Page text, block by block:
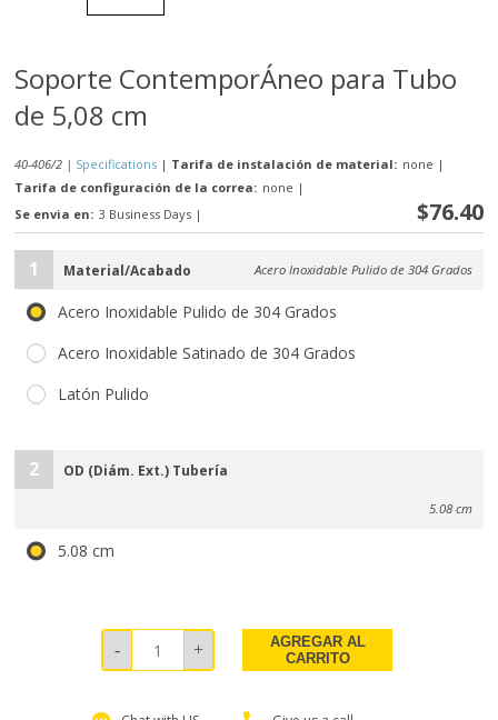
Soporte ContemporÁneo para Tubo
de 5,08 cm
40-406/2 | Specifications | Tarifa de instalación de material: none |
Tarifa de configuración de la correa: none |
Se envia en: 3 Business Days | $76.40
1 Material/Acabado Acero Inoxidable Pulido de 304 Grados
Acero Inoxidable Pulido de 304 Grados
Acero Inoxidable Satinado de 304 Grados
Latón Pulido
2 OD (Diám. Ext.) Tubería
5.08 cm
5.08 cm
AGREGAR AL
CARRITO